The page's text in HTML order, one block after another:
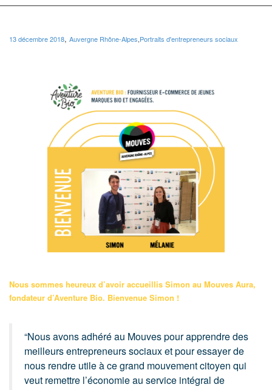
13 décembre 2018, Auvergne Rhône-Alpes,Portraits d'entrepreneurs sociaux
Nous sommes heureux d’avoir accueillis Simon au Mouves Aura,
fondateur d’Aventure Bio. Bienvenue Simon !
“Nous avons adhéré au Mouves pour apprendre des
meilleurs entrepreneurs sociaux et pour essayer de
nous rendre utile à ce grand mouvement citoyen qui
veut remettre l’économie au service intégral de